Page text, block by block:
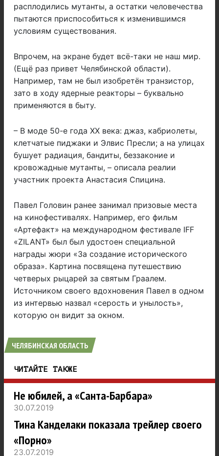
расплодились мутанты, а остатки человечества
пытаются приспособиться к изменившимся
условиям существования.
Впрочем, на экране будет всё-таки не наш мир.
(Ещё раз привет Челябинской области).
Например, там не был изобретён транзистор,
зато в ходу ядерные реакторы – буквально
применяются в быту.
– В моде 50-е года XX века: джаз, кабриолеты,
клетчатые пиджаки и Элвис Пресли; а на улицах
бушует радиация, бандиты, беззаконие и
кровожадные мутанты, – описала реалии
участник проекта Анастасия Спицина.
Павел Головин ранее занимал призовые места
на кинофестивалях. Например, его фильм
«Артефакт» на международном фестивале IFF
«ZILANT» был был удостоен специальной
награды жюри «За создание исторического
образа». Картина посвящена путешествию
четверых рыцарей за святым Граалем.
Источником своего вдохновения Павел в одном
из интервью назвал «серость и унылость»,
которую он видит за окном.
ЧЕЛЯБИНСКАЯ ОБЛАСТЬ
ЧИТАЙТЕ ТАКЖЕ
Не юбилей, а «Санта-Барбара»
30.07.2019
Тина Канделаки показала трейлер своего
«Порно»
23.07.2019